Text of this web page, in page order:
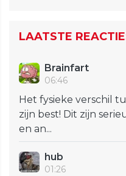
LAATSTE
Brainfart
06:46
Het fysieke verschil
zijn best! Dit zijn
en an...
hub
01:26